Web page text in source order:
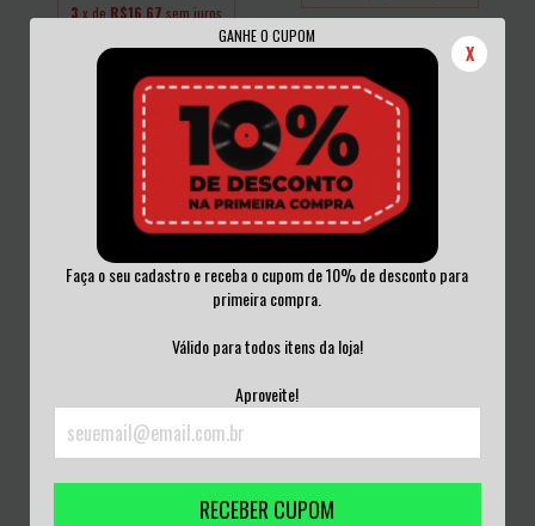
GANHE O CUPOM
X
Faça o seu cadastro e receba o cupom de 10% de desconto para
primeira compra.
Válido para todos itens da loja!
Aproveite!
RECEBER CUPOM
3 x de R$16,67 sem juros
R$50,00
LACRADO